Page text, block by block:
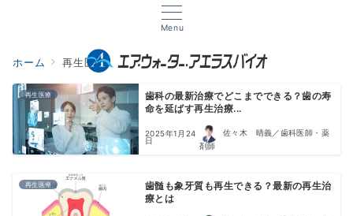
Menu
ホーム 再生医療
再生医療
歯科の最新治療でどこまでできる？歯の寿
命を延ばす再生治療...
2025年1月24
日
佐々木 晴義／歯科医師・薬
剤師
再生医療
歯髄も象牙質も再生できる？最新の再生治
療とは